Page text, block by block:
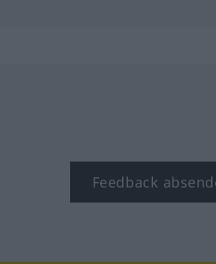
Feedback